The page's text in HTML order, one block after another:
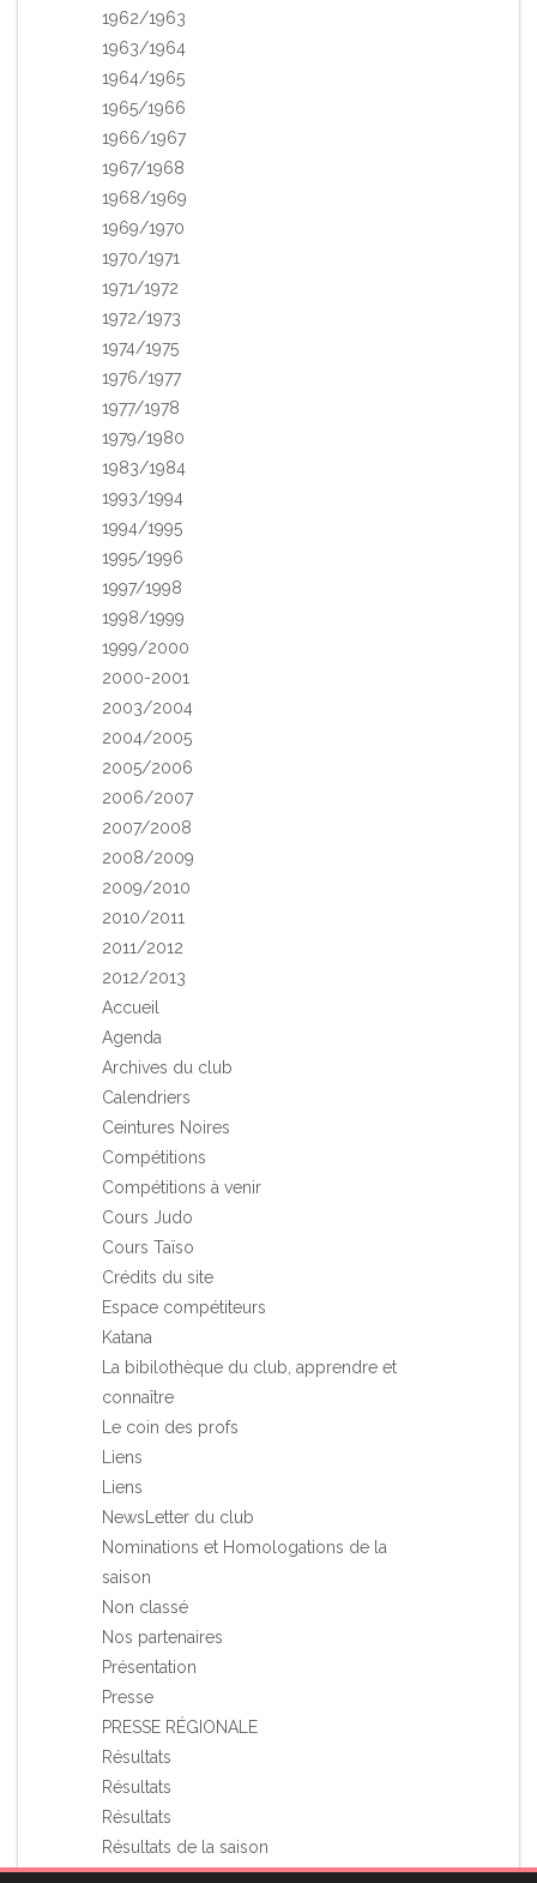
1962/1963
1963/1964
1964/1965
1965/1966
1966/1967
1967/1968
1968/1969
1969/1970
1970/1971
1971/1972
1972/1973
1974/1975
1976/1977
1977/1978
1979/1980
1983/1984
1993/1994
1994/1995
1995/1996
1997/1998
1998/1999
1999/2000
2000-2001
2003/2004
2004/2005
2005/2006
2006/2007
2007/2008
2008/2009
2009/2010
2010/2011
2011/2012
2012/2013
Accueil
Agenda
Archives du club
Calendriers
Ceintures Noires
Compétitions
Compétitions à venir
Cours Judo
Cours Taïso
Crédits du site
Espace compétiteurs
Katana
La bibilothèque du club, apprendre et
connaître
Le coin des profs
Liens
Liens
NewsLetter du club
Nominations et Homologations de la
saison
Non classé
Nos partenaires
Présentation
Presse
PRESSE RÉGIONALE
Résultats
Résultats
Résultats
Résultats de la saison
Stages et Rassemblements